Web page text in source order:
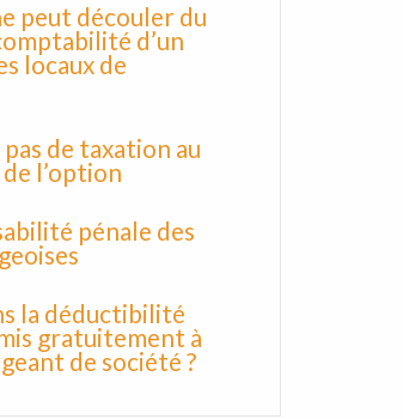
peut découler du
d’un
locaux de
de taxation au
l’option
pénale des
la déductibilité
gratuitement à
de société ?